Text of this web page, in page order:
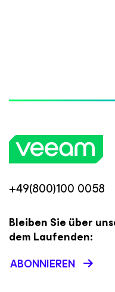
+49(800)100 0058
Bleiben Sie über
dem Laufenden:
ABONNIEREN